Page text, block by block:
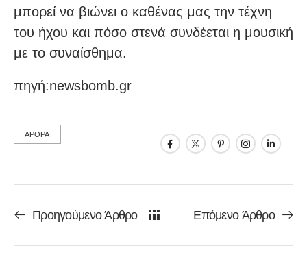
μπορεί να βιώνει ο καθένας μας την τέχνη
του ήχου και πόσο στενά συνδέεται η μουσική
με το συναίσθημα.
πηγή:newsbomb.gr
ΑΡΘΡΑ
Προηγούμενο Άρθρο Επόμενο Άρθρο